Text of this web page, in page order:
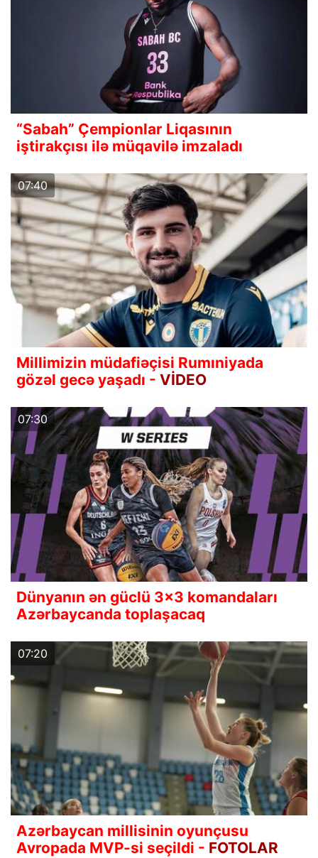
“Sabah” Çempionlar Liqasının
iştirakçısı ilə müqavilə imzaladı
07:40
Millimizin müdafiəçisi Rumıniyada
gözəl gecə yaşadı - VİDEO
07:30
Dünyanın ən güclü 3x3 komandaları
Azərbaycanda toplaşacaq
07:20
Azərbaycan millisinin oyunçusu
Avropada MVP-si seçildi - FOTOLAR